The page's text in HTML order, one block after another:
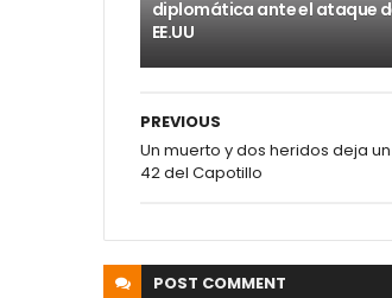
diplomática ante el ataque
EE.UU
PREVIOUS
Un muerto y dos heridos deja
42 del Capotillo
POST COMMENT